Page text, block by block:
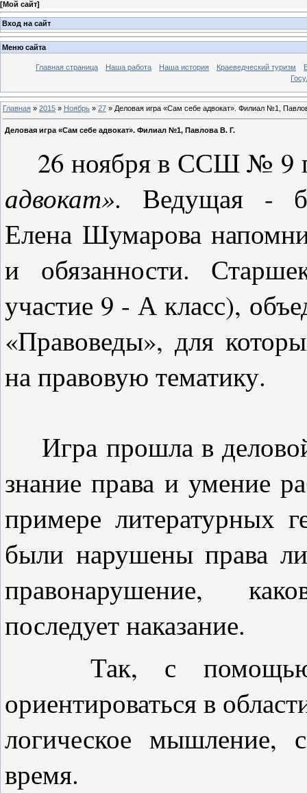
[Мой сайт]
Вход на сайт
Меню сайта
Главная страница Наша работа Наша история Краеведческий туризм
Главная » 2015 » Ноябрь » 27 » Деловая игра «Сам себе адвокат». Филиал №1,
Деловая игра «Сам себе адвокат». Филиал №1, Павлова В. Г.
26 ноября в ССШ № 9
адвокат». Ведущая -
Елена Шумарова
и обязанности.
участие 9 - А класс),
«Правоведы», для
на правовую тематику.
Игра прошла в
знание права и умение
примере литературных
были нарушены права
правонарушение,
последует наказание.
Так, с помощью
ориентироваться в
логическое мышление,
время.